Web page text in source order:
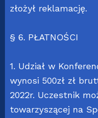
złożył reklamację.
§ 6. PŁATNOŚCI
1. Udział w
wynosi 500zł zł
2022r. Uczestnik
towarzyszącej na